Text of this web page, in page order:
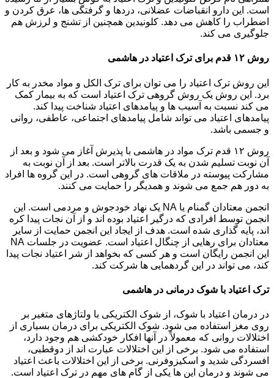
است. این دارو انقباضات عضلانی، دردها و گرفتگی ها، عرق کردن و
اضطراب را کاهش می دهد. کلونیدین همچنین از تشنج و لرزش هم
جلوگیری می کند.
روش ۱۲ قدم برای ترک اعتیاد در هاشمی
این روش ترک اعتیاد را می توان برای ترک الکل و مواد مخدر به کار
برد. این روش یک روش گروهی ترک اعتیاد است که به بیمار کمک
می کند نسبت به آسیب ها و پیامدهای اعتیاد شناخت پیدا کند.
پیامدهای اعتیاد می تواند شامل پیامدهای اجتماعی، عاطفی، روانی
و جسمی باشد.
روش ۱۲ قدم ترک مواد در هاشمی با پذیرش آغاز می شود و بعد از
آن نوبت تسلیم شدن به یک قدرت بالاتر است. بعد از آن نوبت به
مشارکت پیوسته در ملاقات های گروهی است. در این گروه ها افراد
به دور هم جمع می شوند و همدیگر را حمایت می کنند.
انجمن معتادان گمنام یا NA یک نهاد خودجوش و مردمی است. این
انجمن توسط افرادی که درگیر اعتیاد بوده اند و از آن نجات پیدا کره
اند، پایه گذاری شده است. هدف از ایجاد این انجمن حمایت از سایر
معتادان برای رهایی از چنگال اعتیاد است. عضویت در جلسات NA
این انجمن رایگان است و هر کسی که بخواهد از شر اعتیاد نجات پیدا
کند، می تواند در این گردهمایی ها شرکت کند.
ترک اعتیاد با شوک درمانی در هاشمی
در درمان اعتیاد با شوک، از شوک الکتریکی با ولتاژهای متغیر بر
روی مغز استفاده می شود. شوک الکتریکی برای درمان بسیاری از
اختلالات روانی که معمولاً در آنها افکار خودکشی هم وجود دارد،
استفاده می شود. برخی از این اختلالات عبارت اند از دوقطبی،
افسردگی شدید و اسکیزوفرنی. برخی از این اختلالات باعث اعتیاد
می شوند و درمان این ها یکی از گام های مهم در ترک اعتیاد است.